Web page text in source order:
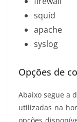
squid
apache
syslog
Opções de
Abaixo segue a
utilizadas na
opções